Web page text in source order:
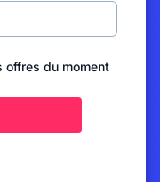
offres du moment